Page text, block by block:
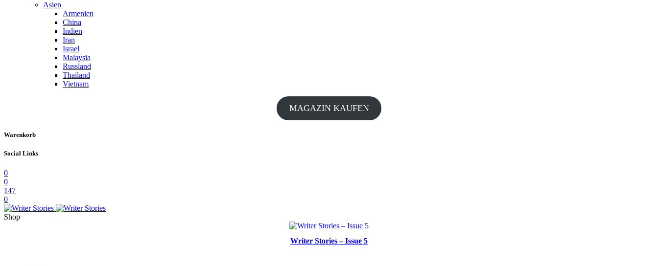
Asien
Armenien
China
Indien
Iran
Israel
Malaysia
Russland
Thailand
Vietnam
MAGAZIN KAUFEN
Warenkorb
Social Links
0
0
147
0
Shop
Writer Stories – Issue 5